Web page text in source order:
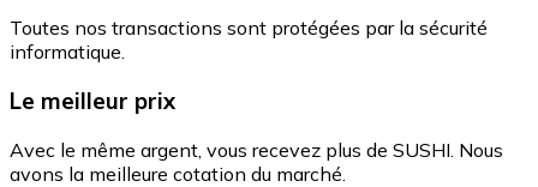
Toutes nos transactions sont protégées par la sécurité
informatique.
Le meilleur prix
Avec le même argent, vous recevez plus de SUSHI. Nous
avons la meilleure cotation du marché.